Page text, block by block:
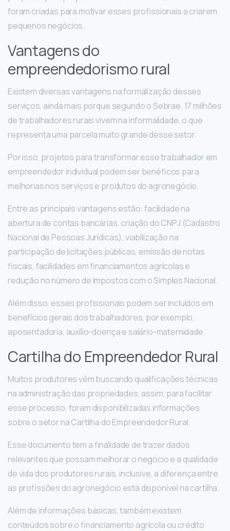
foram criadas para motivar esses profissionais a criarem
pequenos negócios.
Vantagens do
empreendedorismo rural
Existem diversas vantagens na formalização desses
serviços, ainda mais porque segundo o Sebrae, 17 milhões
de trabalhadores rurais vivem na informalidade, o que
representa uma parcela muito grande desse setor.
Por isso, projetos para transformar esse trabalhador em
empreendedor individual podem ser benéficos para
melhorias nos serviços e produtos do agronegócio.
Entre as principais vantagens estão: facilidade na
abertura de contas bancárias, criação do CNPJ (Cadastro
Nacional de Pessoas Jurídicas), viabilização na
participação de licitações públicas, emissão de notas
fiscais, facilidades em financiamentos agrícolas e
redução no número de impostos com o Simples Nacional.
Além disso, esses profissionais podem ser incluídos em
benefícios gerais dos trabalhadores, por exemplo,
aposentadoria, auxílio-doença e salário-maternidade.
Cartilha do Empreendedor Rural
Muitos produtores vêm buscando qualificações técnicas
na administração das propriedades, assim, para facilitar
esse processo, foram disponibilizadas informações
sobre o setor na Cartilha do Empreendedor Rural.
Esse documento tem a finalidade de trazer dados
relevantes que possam melhorar o negócio e a qualidade
de vida dos produtores rurais, inclusive, a diferença entre
as profissões do agronegócio está disponível na cartilha.
Além de informações básicas, também existem
conteúdos sobre o financiamento agrícola ou crédito